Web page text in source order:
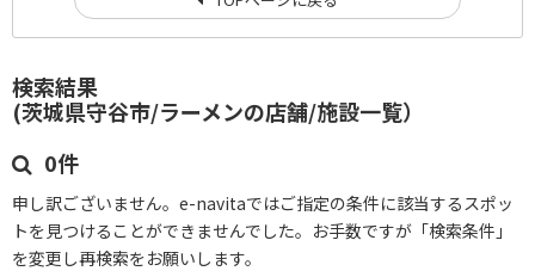
検索結果
(茨城県守谷市/ラーメンの店舗/施設一覧）
0件
申し訳ございません。e-navitaではご指定の条件に該当するスポッ
トを見つけることができませんでした。お手数ですが「検索条件」
を変更し再検索をお願いします。